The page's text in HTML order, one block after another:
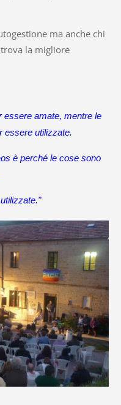
ma anche chi
la migliore
essere amate, mentre le
essere utilizzate.
è perché le cose sono